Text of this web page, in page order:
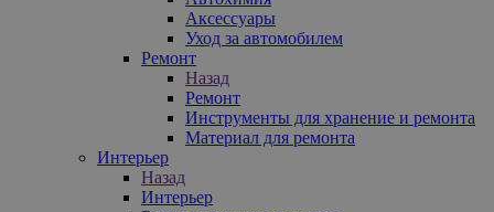
Аксессуары
Уход за автомобилем
Ремонт
Назад
Ремонт
Инструменты для хранение и ремонта
Материал для ремонта
Интерьер
Назад
Интерьер